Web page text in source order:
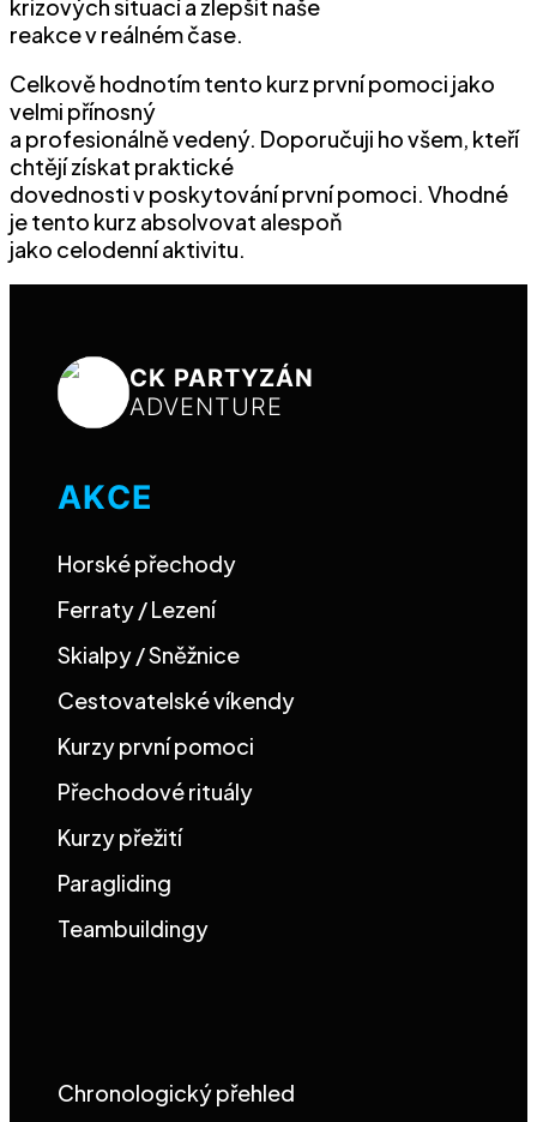
krizových situací a zlepšit naše
reakce v reálném čase.
Celkově hodnotím tento kurz první pomoci jako
velmi přínosný
a profesionálně vedený. Doporučuji ho všem, kteří
chtějí získat praktické
dovednosti v poskytování první pomoci. Vhodné
je tento kurz absolvovat alespoň
jako celodenní aktivitu.
CK PARTYZÁN
ADVENTURE
AKCE
Horské přechody
Ferraty / Lezení
Skialpy / Sněžnice
Cestovatelské víkendy
Kurzy první pomoci
Přechodové rituály
Kurzy přežití
Paragliding
Teambuildingy
Chronologický přehled